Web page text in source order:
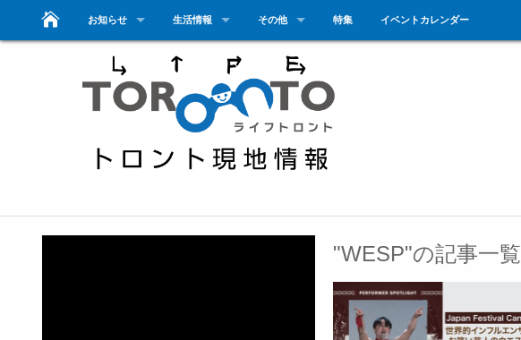
お知らせ 生活情報 その他 特集 イベントカレンダー
"WESP"の記事一覧